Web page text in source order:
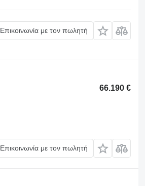
Επικοινωνία με τον πωλητή
66.190 €
Επικοινωνία με τον πωλητή